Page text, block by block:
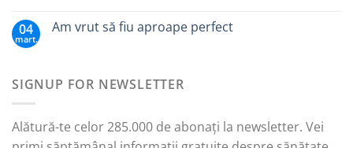
04
mart.
Am vrut să fiu aproape perfect
SIGNUP FOR NEWSLETTER
Alătură-te celor 285.000 de abonați la newsletter. Vei